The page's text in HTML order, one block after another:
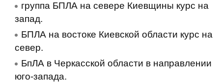
группа БПЛА на севере Киевщины курс на
запад.
БПЛА на востоке Киевской области курс на
север.
БпЛА в Черкасской области в направлении
юго-запада.